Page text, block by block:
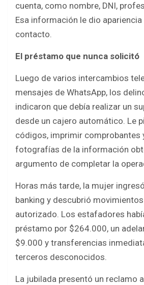
cuenta, como nombre, DNI,
Esa información le dio
contacto.
El préstamo que nunca solicitó
Luego de varios intercambios
mensajes de WhatsApp, los
indicaron que debía realizar un
desde un cajero automático. Le
códigos, imprimir comprobantes
fotografías de la información
argumento de completar la
Horas más tarde, la mujer
banking y descubrió
autorizado. Los estafadores
préstamo por $264.000, un
$9.000 y transferencias
terceros desconocidos.
La jubilada presentó un reclamo